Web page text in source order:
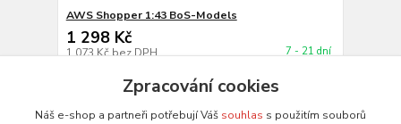
AWS Shopper 1:43 BoS-Models
1 298 Kč
1 073 Kčbez DPH 7 - 21 dní
Do košíku
Zpracování cookies
Náš e-shop a partneři potřebují Váš souhlas s použitím souborů